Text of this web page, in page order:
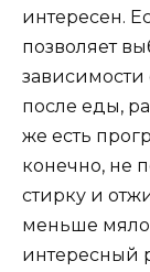
интересен.
позволяет
зависимости
после еды,
же есть
конечно, не
стирку и
меньше
интересный